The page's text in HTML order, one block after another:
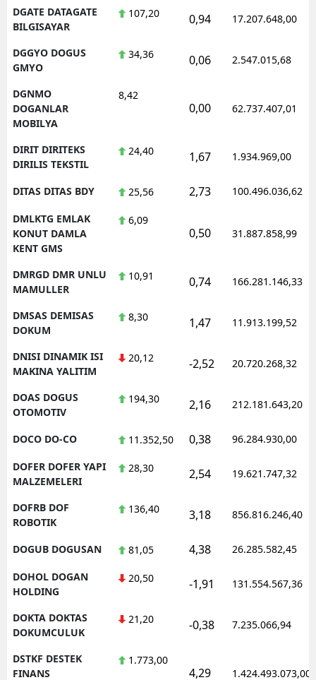
DGATE DATAGATE
BILGISAYAR
107,20 0,94 17.207.648,00
DGGYO DOGUS
GMYO
34,36 0,06 2.547.015,68
DGNMO
DOGANLAR
MOBILYA
8,42
0,00 62.737.407,01
DIRIT DIRITEKS
DIRILIS TEKSTIL
24,40 1,67 1.934.969,00
DITAS DITAS BDY 25,56 2,73 100.496.036,62
DMLKTG EMLAK
KONUT DAMLA
KENT GMS
6,09
0,50 31.887.858,99
DMRGD DMR UNLU
MAMULLER
10,91 0,74 166.281.146,33
DMSAS DEMISAS
DOKUM
8,30 1,47 11.913.199,52
DNISI DINAMIK ISI
MAKINA YALITIM
20,12 -2,52 20.720.268,32
DOAS DOGUS
OTOMOTIV
194,30 2,16 212.181.643,20
DOCO DO-CO 11.352,50 0,38 96.284.930,00
DOFER DOFER YAPI
MALZEMELERI
28,30 2,54 19.621.747,32
DOFRB DOF
ROBOTIK
136,40 3,18 856.816.246,40
DOGUB DOGUSAN 81,05 4,38 26.285.582,45
DOHOL DOGAN
HOLDING
20,50 -1,91 131.554.567,36
DOKTA DOKTAS
DOKUMCULUK
21,20 -0,38 7.235.066,94
DSTKF DESTEK
FINANS
1.773,00
4,29 1.424.493.073,00